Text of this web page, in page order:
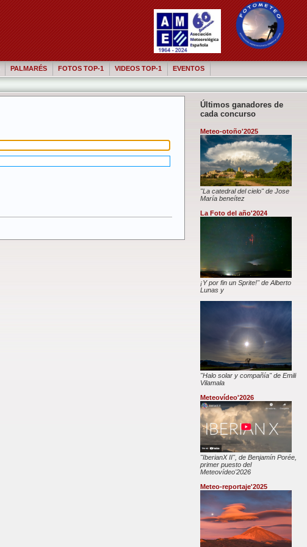
PALMARÉS FOTOS TOP-1 VIDEOS TOP-1 EVENTOS
Últimos ganadores de
cada concurso
Meteo-otoño'2025
"La catedral del cielo" de Jose
María beneítez
La Foto del año'2024
¡Y por fin un Sprite!" de Alberto
Lunas y
"Halo solar y compañía" de Emili
Vilamala
Meteovídeo'2026
"IberianX II", de Benjamín Porée,
primer puesto del
Meteovídeo'2026
Meteo-reportaje'2025